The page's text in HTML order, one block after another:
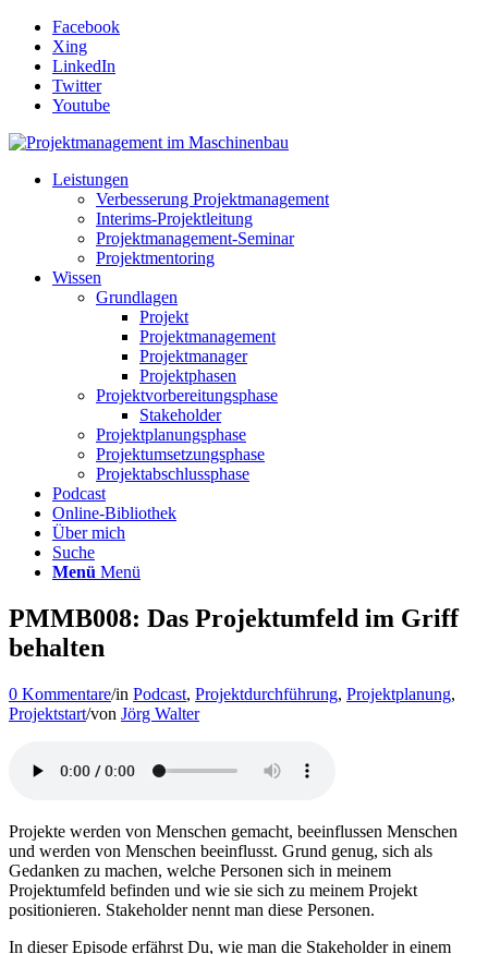
Facebook
Xing
LinkedIn
Twitter
Youtube
Leistungen
Verbesserung Projektmanagement
Interims-Projektleitung
Projektmanagement-Seminar
Projektmentoring
Wissen
Grundlagen
Projekt
Projektmanagement
Projektmanager
Projektphasen
Projektvorbereitungsphase
Stakeholder
Projektplanungsphase
Projektumsetzungsphase
Projektabschlussphase
Podcast
Online-Bibliothek
Über mich
Suche
Menü Menü
PMMB008: Das Projektumfeld im Griff
behalten
0 Kommentare/in Podcast, Projektdurchführung, Projektplanung,
Projektstart/von Jörg Walter
Projekte werden von Menschen gemacht, beeinflussen Menschen
und werden von Menschen beeinflusst. Grund genug, sich als
Gedanken zu machen, welche Personen sich in meinem
Projektumfeld befinden und wie sie sich zu meinem Projekt
positionieren. Stakeholder nennt man diese Personen.
In dieser Episode erfährst Du, wie man die Stakeholder in einem